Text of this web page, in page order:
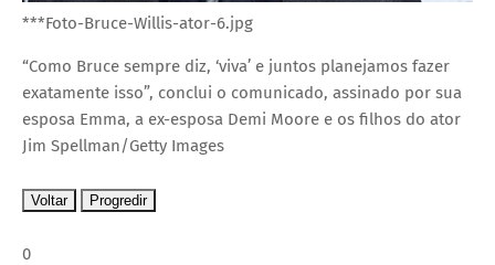
***Foto-Bruce-Willis-ator-6.jpg
“Como Bruce sempre diz, ‘viva’ e juntos planejamos fazer
exatamente isso”, conclui o comunicado, assinado por sua
esposa Emma, a ex-esposa Demi Moore e os filhos do ator
Jim Spellman/Getty Images
Voltar Progredir
0